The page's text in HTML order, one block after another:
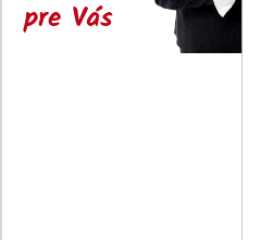
pre Vás